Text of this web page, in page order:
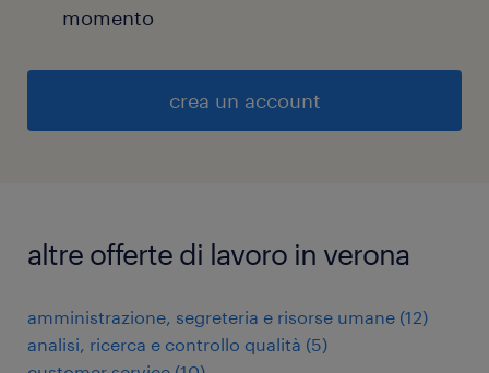
momento
crea un account
altre offerte di lavoro in verona
amministrazione, segreteria e risorse umane (12)
analisi, ricerca e controllo qualità (5)